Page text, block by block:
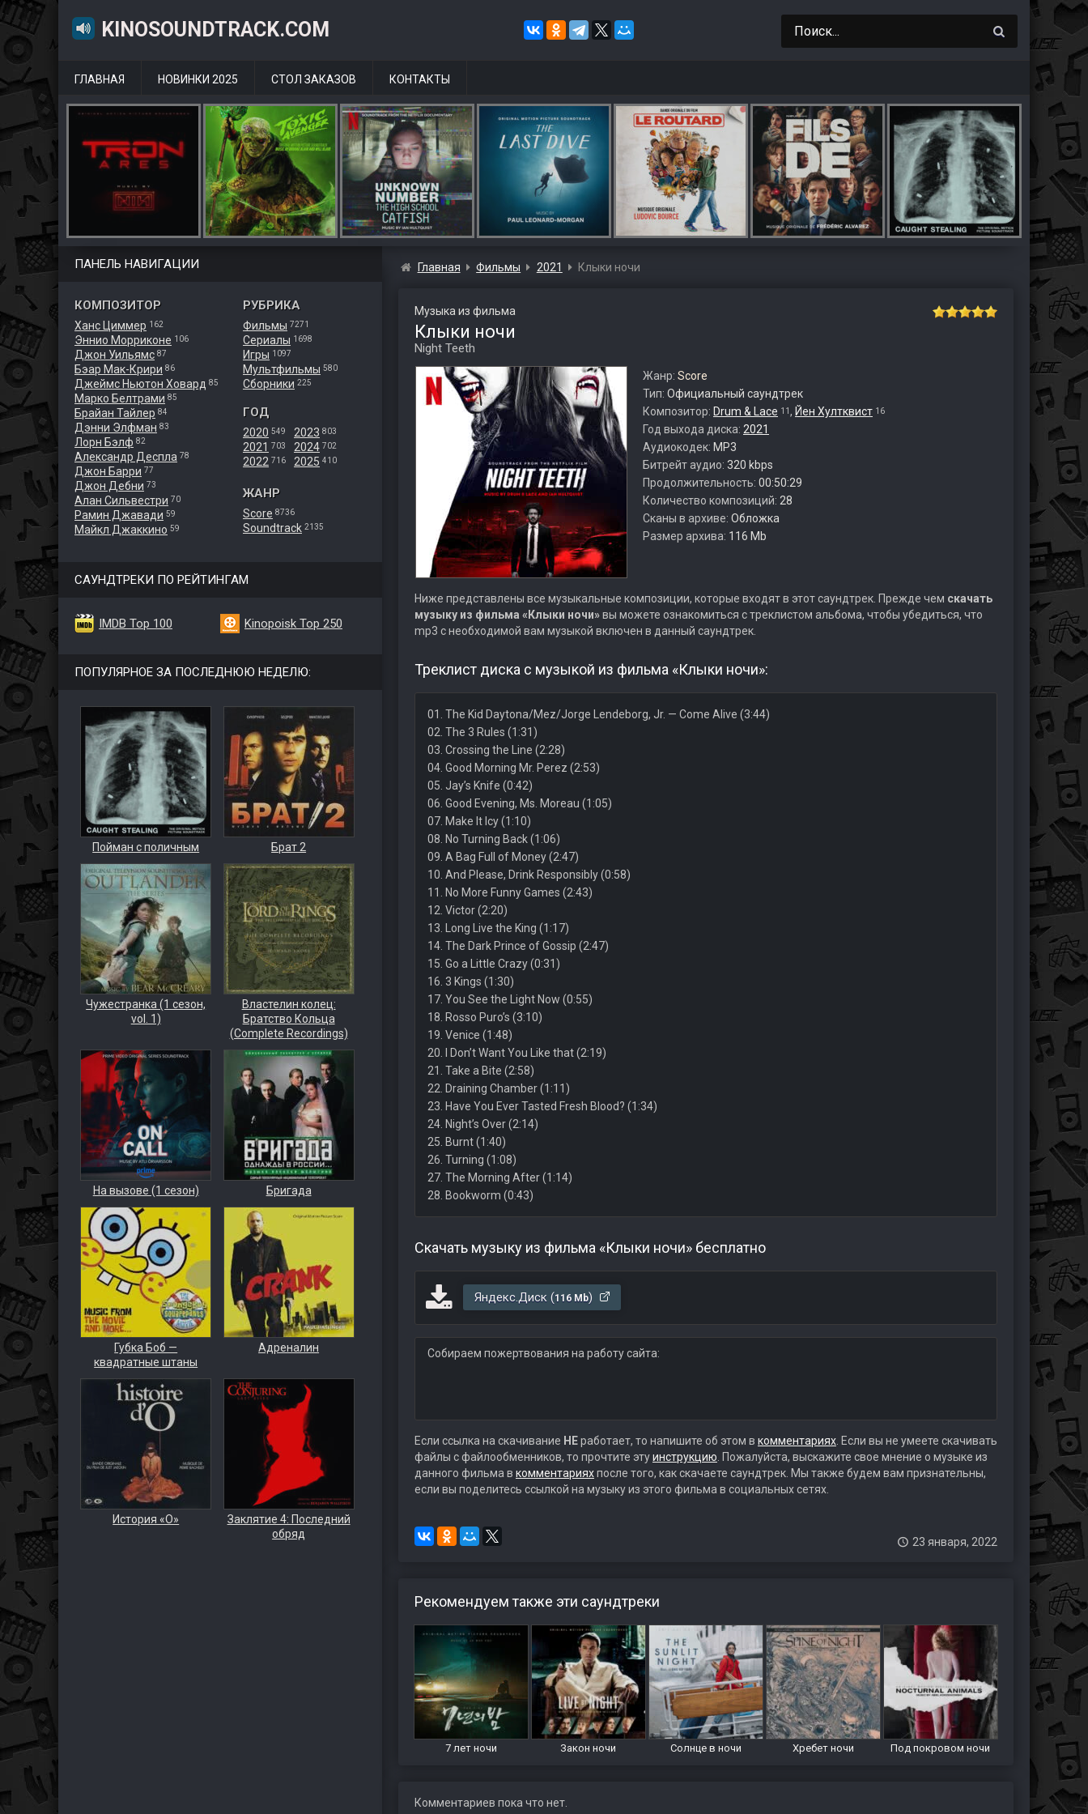
KINOSOUNDTRACK.COM
ГЛАВНАЯ НОВИНКИ 2025 СТОЛ ЗАКАЗОВ КОНТАКТЫ
ПАНЕЛЬ НАВИГАЦИИ
КОМПОЗИТОР
Ханс Циммер 162
Эннио Морриконе 106
Джон Уильямс 87
Бэар Мак-Крири 86
Джеймс Ньютон Ховард 85
Марко Белтрами 85
Брайан Тайлер 84
Дэнни Элфман 83
Лорн Бэлф 82
Александр Деспла 78
Джон Барри 77
Джон Дебни 73
Алан Сильвестри 70
Рамин Джавади 59
Майкл Джаккино 59
РУБРИКА
Фильмы 7271
Сериалы 1698
Игры 1097
Мультфильмы 580
Сборники 225
ГОД
2020 549
2021 703
2022 716
2023 803
2024 702
2025 410
ЖАНР
Score 8736
Soundtrack 2135
САУНДТРЕКИ ПО РЕЙТИНГАМ
IMDB Top 100 Kinopoisk Top 250
ПОПУЛЯРНОЕ ЗА ПОСЛЕДНЮЮ НЕДЕЛЮ:
Пойман с поличным Брат 2
Чужестранка (1 сезон,
vol. 1)
Властелин колец:
Братство Кольца
(Complete Recordings)
На вызове (1 сезон) Бригада
Губка Боб —
квадратные штаны
Адреналин
История «О»
Заклятие 4: Последний
обряд
Главная Фильмы 2021 Клыки ночи
Музыка из фильма
Клыки ночи
Night Teeth
Жанр: Score
Тип: Официальный саундтрек
Композитор: Drum & Lace 11 , Йен Хултквист 16
Год выхода диска: 2021
Аудиокодек: MP3
Битрейт аудио: 320 kbps
Продолжительность: 00:50:29
Количество композиций: 28
Сканы в архиве: Обложка
Размер архива: 116 Mb
Ниже представлены все музыкальные композиции, которые входят в этот саундтрек. Прежде чем скачать
музыку из фильма «Клыки ночи»вы можете ознакомиться с треклистом альбома, чтобы убедиться, что
mp3 с необходимой вам музыкой включен в данный саундтрек.
Треклист диска с музыкой из фильма «Клыки ночи»:
01. The Kid Daytona/Mez/Jorge Lendeborg, Jr. — Come Alive (3:44)
02. The 3 Rules (1:31)
03. Crossing the Line (2:28)
04. Good Morning Mr. Perez (2:53)
05. Jay’s Knife (0:42)
06. Good Evening, Ms. Moreau (1:05)
07. Make It Icy (1:10)
08. No Turning Back (1:06)
09. A Bag Full of Money (2:47)
10. And Please, Drink Responsibly (0:58)
11. No More Funny Games (2:43)
12. Victor (2:20)
13. Long Live the King (1:17)
14. The Dark Prince of Gossip (2:47)
15. Go a Little Crazy (0:31)
16. 3 Kings (1:30)
17. You See the Light Now (0:55)
18. Rosso Puro’s (3:10)
19. Venice (1:48)
20. I Don’t Want You Like that (2:19)
21. Take a Bite (2:58)
22. Draining Chamber (1:11)
23. Have You Ever Tasted Fresh Blood? (1:34)
24. Night’s Over (2:14)
25. Burnt (1:40)
26. Turning (1:08)
27. The Morning After (1:14)
28. Bookworm (0:43)
Скачать музыку из фильма «Клыки ночи» бесплатно
Яндекс.Диск (116 Mb)
Собираем пожертвования на работу сайта:
Если ссылка на скачивание НЕработает, то напишите об этом в комментариях. Если вы не умеете скачивать
файлы с файлообменников, то прочтите этуинструкцию . Пожалуйста, выскажите свое мнение о музыке из
данного фильма в комментарияхпосле того, как скачаете саундтрек. Мы также будем вам признательны,
если вы поделитесь ссылкой на музыку из этого фильма в социальных сетях.
23 января, 2022
Рекомендуем также эти саундтреки
7 лет ночи Закон ночи Солнце в ночи Хребет ночи Под покровом ночи
Комментариев пока что нет.